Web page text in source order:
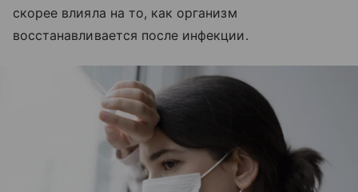
скорее влияла на то, как организм
восстанавливается после инфекции.